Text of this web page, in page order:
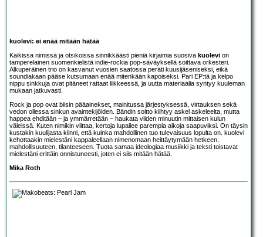
kuolevi: ei enää mitään hätää
Kaikissa nimissä ja otsikoissa sinnikkäästi pieniä kirjaimia suosiva kuolevi on
tamperelainen suomenkielistä indie-rockia pop-säväyksellä soittava orkesteri.
Alkuperäinen trio on kasvanut vuosien saatossa peräti kuusijäseniseksi, eikä
soundiakaan pääse kutsumaan enää mitenkään kapoiseksi. Pari EP:tä ja kelpo
nippu sinkkuja ovat pitäneet rattaat liikkeessä, ja uutta materiaalia syntyy kuuleman
mukaan jatkuvasti.
Rock ja pop ovat biisin pääainekset, mainitussa järjestyksessä, virtauksen sekä
vedon ollessa sinkun avaintekijöiden. Bändin soitto kiihtyy askel askeleelta, mutta
happea ehditään – ja ymmärretään – haukata viiden minuutin mittaisen kulun
väleissä. Kuten nimikin viittaa, kertoja lupailee parempia aikoja saapuviksi. On täysin
kustakin kuulijasta kiinni, että kuinka mahdollinen tuo tulevaisuus lopulta on. kuolevi
kehottaakin mielestäni kappaleellaan nimenomaan heittäytymään hetkeen,
mahdollisuuteen, tilanteeseen. Tuota samaa ideologiaa musiikki ja teksti toistavat
mielestäni erittäin onnistuneesti, joten ei siis mitään hätää.
Mika Roth